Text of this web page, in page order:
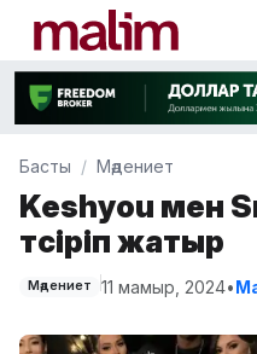
Басты Мәдениет
Keshyou мен
түсіріп жатыр
Мәдениет 11 мамыр, 2024•